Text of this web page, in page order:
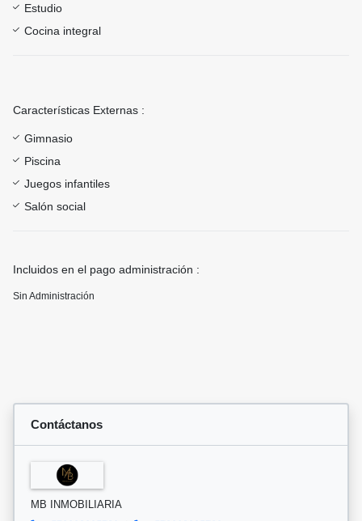
Estudio
Cocina integral
Características Externas :
Gimnasio
Piscina
Juegos infantiles
Salón social
Incluidos en el pago administración :
Sin Administración
Contáctanos
MB INMOBILIARIA